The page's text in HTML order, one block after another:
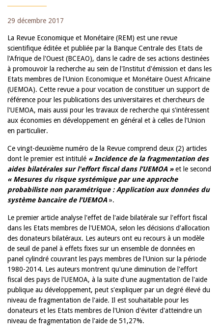
29 décembre 2017
La Revue Economique et Monétaire (REM) est une revue
scientifique éditée et publiée par la Banque Centrale des Etats de
l'Afrique de l'Ouest (BCEAO), dans le cadre de ses actions destinées
à promouvoir la recherche au sein de l'Institut d'émission et dans les
Etats membres de l'Union Economique et Monétaire Ouest Africaine
(UEMOA). Cette revue a pour vocation de constituer un support de
référence pour les publications des universitaires et chercheurs de
l'UEMOA, mais aussi pour les travaux de recherche qui s'intéressent
aux économies en développement en général et à celles de l'Union
en particulier.
Ce vingt-deuxième numéro de la Revue comprend deux (2) articles
dont le premier est intitulé « Incidence de la fragmentation des
aides bilatérales sur l'effort fiscal dans l’UEMOA »et le second
« Mesures du risque systémique par une approche
probabiliste non paramétrique : Application aux données du
système bancaire de l’UEMOA ».
Le premier article analyse l'effet de l'aide bilatérale sur l'effort fiscal
dans les Etats membres de l'UEMOA, selon les décisions d'allocation
des donateurs bilatéraux. Les auteurs ont eu recours à un modèle
de seuil de panel à effets fixes sur un ensemble de données en
panel cylindré couvrant les pays membres de l'Union sur la période
1980-2014. Les auteurs montrent qu'une diminution de l'effort
fiscal des pays de l'UEMOA, à la suite d'une augmentation de l'aide
publique au développement, peut s'expliquer par un degré élevé du
niveau de fragmentation de l'aide. Il est souhaitable pour les
donateurs et les Etats membres de l'Union d'éviter d'atteindre un
niveau de fragmentation de l'aide de 51,27%.